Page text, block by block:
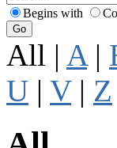
Begins with
All | A|
U | V| Z